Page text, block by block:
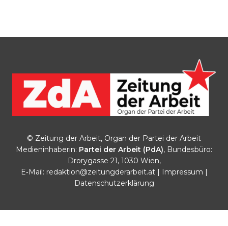
© Zeitung der Arbeit, Organ der Partei der Arbeit
Medieninhaberin: Partei der Arbeit (PdA), Bundesbüro:
Drorygasse 21, 1030 Wien,
E‑Mail: redaktion@zeitungderarbeit.at| Impressum |
Datenschutzerklärung